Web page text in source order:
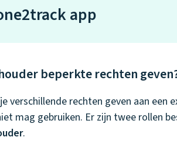
app
beperkte rechten
verschillende rechten geven aan
mag gebruiken. Er zijn twee rollen
.